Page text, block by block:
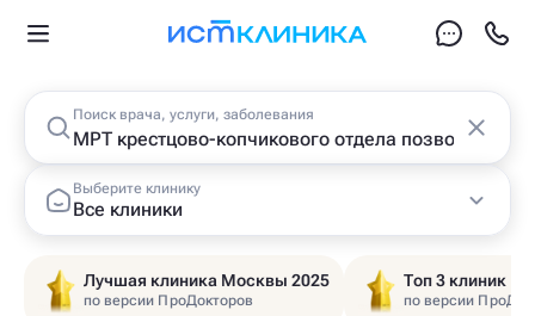
Поиск врача, услуги, заболевания
Выберите клинику
Все клиники
Лучшая клиника Москвы 2025
по версии ПроДокторов
Топ 3 клиник
по версии